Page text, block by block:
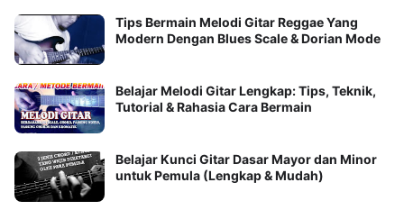
Tips Bermain Melodi Gitar Reggae Yang
Modern Dengan Blues Scale & Dorian Mode
Belajar Melodi Gitar Lengkap: Tips, Teknik,
Tutorial & Rahasia Cara Bermain
Belajar Kunci Gitar Dasar Mayor dan Minor
untuk Pemula (Lengkap & Mudah)